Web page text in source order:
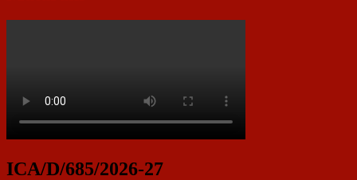
ICA/D/685/2026-27